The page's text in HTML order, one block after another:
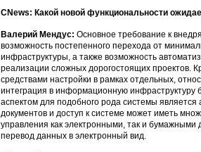
CNews: Какой новой функциональности
Валерий Мендус: Основное требование к
возможность постепенного перехода от
инфраструктуры, а также возможность
реализации сложных дорогостоящих проектов.
средствами настройки в рамках отдельных,
интеграция в информационную
аспектом для подобного рода системы
документов и доступ к системе может иметь
управления как электронными, так и бумажными
перевод данных в электронный вид.